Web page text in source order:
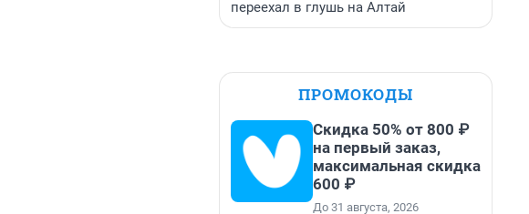
переехал в глушь на Алтай
ПРОМОКОДЫ
Скидка 50% от 800 ₽
на первый заказ,
максимальная скидка
600 ₽
До 31 августа, 2026